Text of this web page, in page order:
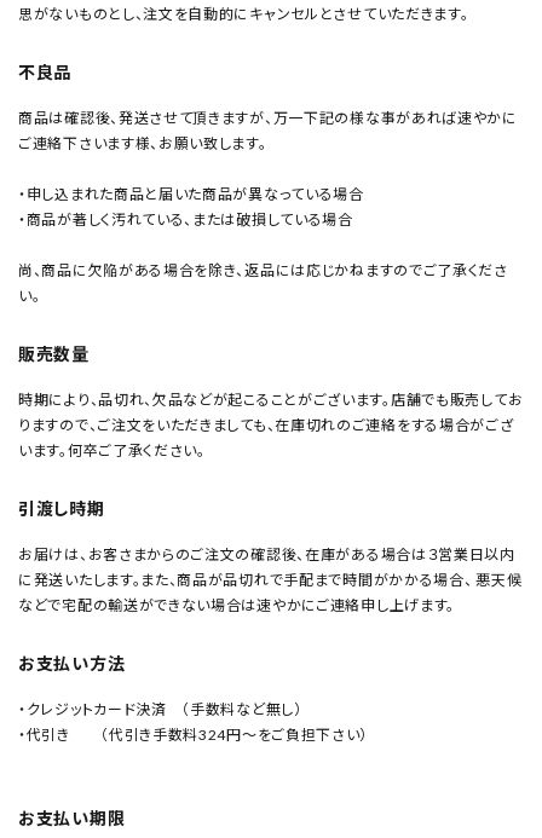
思がないものとし、注文を自動的にキャンセルとさせていただきます。
不良品
商品は確認後、発送させて頂きますが、万一下記の様な事があれば速やかに
ご連絡下さいます様、お願い致します。
・申し込まれた商品と届いた商品が異なっている場合
・商品が著しく汚れている、または破損している場合
尚、商品に欠陥がある場合を除き、返品には応じかねますのでご了承くださ
い。
販売数量
時期により、品切れ、欠品などが起こることがございます。店舗でも販売してお
りますので、ご注文をいただきましても、在庫切れのご連絡をする場合がござ
います。何卒ご了承ください。
引渡し時期
お届けは、お客さまからのご注文の確認後、在庫がある場合は３営業日以内
に発送いたします。また、商品が品切れで手配まで時間がかかる場合、 悪天候
などで宅配の輸送ができない場合は速やかにご連絡申し上げます。
お支払い方法
・クレジットカード決済 （手数料など無し）
・代引き （代引き手数料324円～をご負担下さい）
お支払い期限